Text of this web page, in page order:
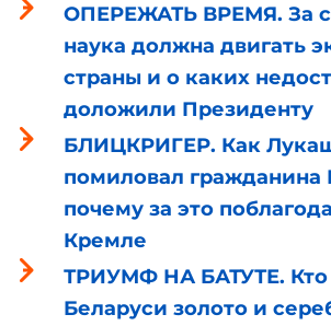
ОПЕРЕЖАТЬ ВРЕМЯ. За
наука должна двигать
страны и о каких
доложили Президенту
БЛИЦКРИГЕР. Как
помиловал гражданина
почему за это
Кремле
ТРИУМФ НА БАТУТЕ. Кто
Беларуси золото и